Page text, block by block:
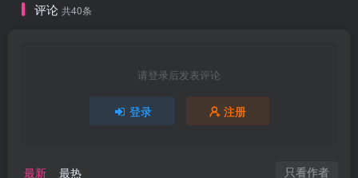
评论 共40条
请登录后发表评论
登录 注册
最新 最热 只看作者